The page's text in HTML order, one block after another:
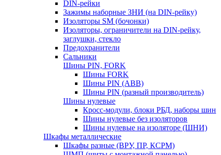
DIN-рейки
Зажимы наборные ЗНИ (на DIN-рейку)
Изоляторы SM (бочонки)
Изоляторы, ограничители на DIN-рейку,
заглушки, стекло
Предохранители
Сальники
Шины PIN, FORK
Шины FORK
Шины PIN (АВВ)
Шины PIN (разный производитель)
Шины нулевые
Кросс-модули, блоки РБД, наборы шин
Шины нулевые без изоляторов
Шины нулевые на изоляторе (ШНИ)
Шкафы металлические
Шкафы разные (ВРУ, ПР, КСРМ)